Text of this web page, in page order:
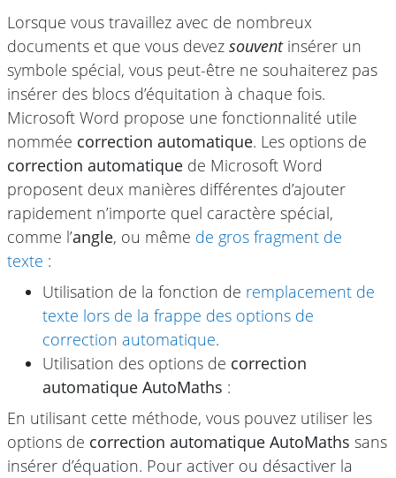
Lorsque vous travaillez avec de nombreux
documents et que vous devez souventinsérer un
symbole spécial, vous peut-être ne souhaiterez pas
insérer des blocs d’équitation à chaque fois.
Microsoft Word propose une fonctionnalité utile
nommée correction automatique. Les options de
correction automatique de Microsoft Word
proposent deux manières différentes d’ajouter
rapidement n’importe quel caractère spécial,
comme l’angle, ou même de gros fragment de
texte :
Utilisation de la fonction de remplacement de
texte lors de la frappe des options de
correction automatique.
Utilisation des options de correction
automatique AutoMaths :
En utilisant cette méthode, vous pouvez utiliser les
options de correction automatique AutoMaths sans
insérer d’équation. Pour activer ou désactiver la